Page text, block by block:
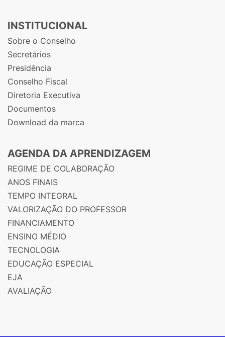
INSTITUCIONAL
Sobre o Conselho
Secretários
Presidência
Conselho Fiscal
Diretoria Executiva
Documentos
Download da marca
AGENDA DA APRENDIZAGEM
REGIME DE COLABORAÇÃO
ANOS FINAIS
TEMPO INTEGRAL
VALORIZAÇÃO DO PROFESSOR
FINANCIAMENTO
ENSINO MÉDIO
TECNOLOGIA
EDUCAÇÃO ESPECIAL
EJA
AVALIAÇÃO